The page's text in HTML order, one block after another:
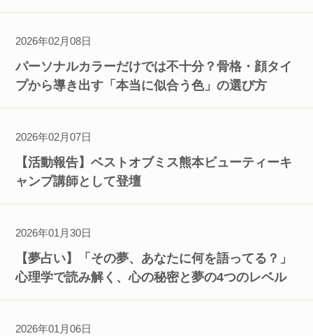
2026年02月08日
パーソナルカラーだけでは不十分？骨格・顔タイ
プから導き出す「本当に似合う色」の選び方
2026年02月07日
【活動報告】ベストオブミス熊本ビューティーキ
ャンプ講師として登壇
2026年01月30日
【夢占い】「その夢、あなたに何を語ってる？」
心理学で読み解く、心の秘密と夢の4つのレベル
2026年01月06日